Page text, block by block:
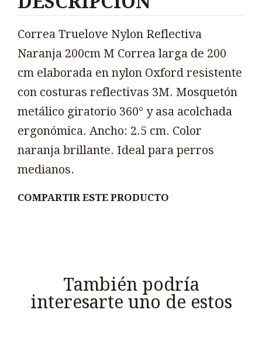
Correa Truelove Nylon Reflectiva
Naranja 200cm M Correa larga de 200
cm elaborada en nylon Oxford resistente
con costuras reflectivas 3M. Mosquetón
metálico giratorio 360° y asa acolchada
ergonómica. Ancho: 2.5 cm. Color
naranja brillante. Ideal para perros
medianos.
COMPARTIR ESTE PRODUCTO
También podría
interesarte uno de estos